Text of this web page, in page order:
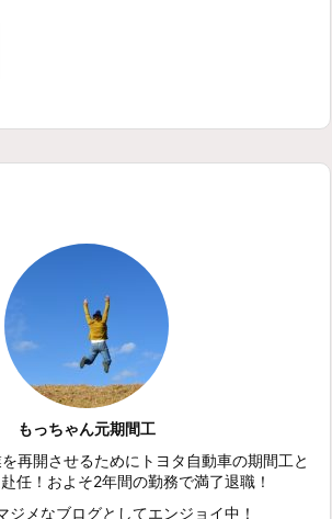
もっちゃん元期間工
再開させるためにトヨタ自動車の期間工と
任！およそ2年間の勤務で満了退職！
ジメなブログとしてエンジョイ中！